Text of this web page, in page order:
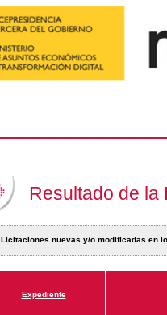
Resultado de la
Licitaciones nuevas y/o modificadas en
Expediente